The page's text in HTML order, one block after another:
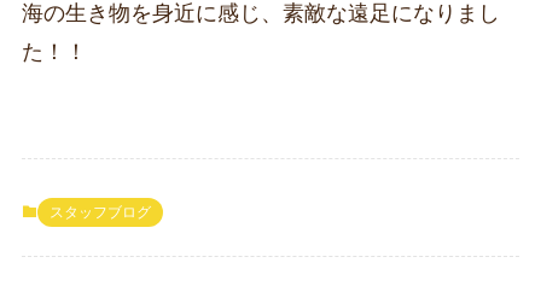
海の生き物を身近に感じ、素敵な遠足になりまし
た！！
スタッフブログ